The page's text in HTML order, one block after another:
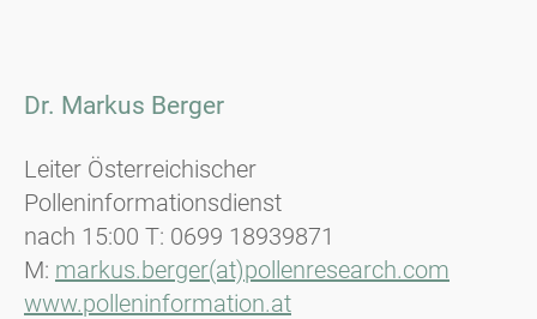
Dr. Markus Berger
Leiter Österreichischer
Polleninformationsdienst
nach 15:00 T: 0699 18939871
M: markus.berger(at)pollenresearch.com
www.polleninformation.at